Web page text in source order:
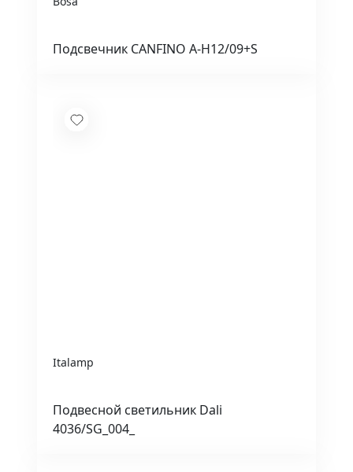
Подсвечник CANFINO A-H12/09+S
Italamp
Подвесной светильник Dali
4036/SG_004_